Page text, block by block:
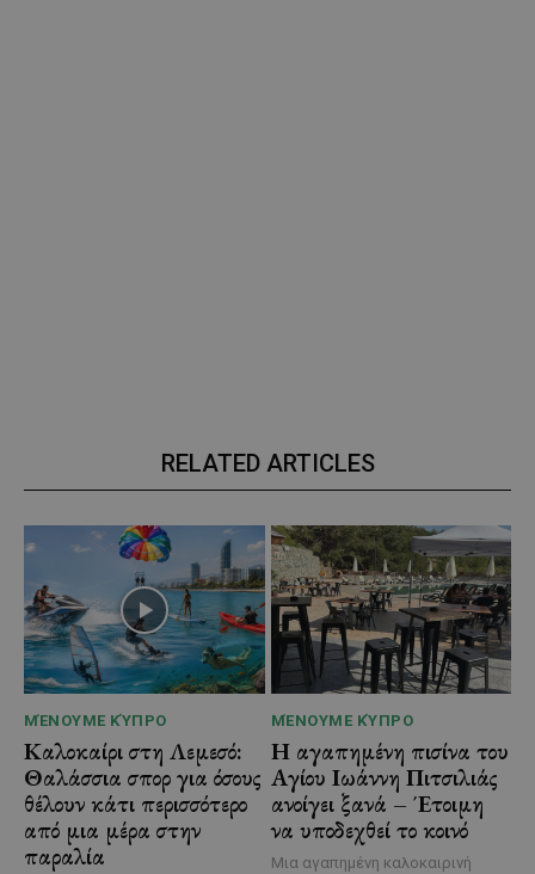
RELATED ARTICLES
ΜΈΝΟΥΜΕ ΚΎΠΡΟ
Καλοκαίρι στη Λεμεσό:
Θαλάσσια σπορ για όσους
θέλουν κάτι περισσότερο
από μια μέρα στην
παραλία
ΜΈΝΟΥΜΕ ΚΎΠΡΟ
Η αγαπημένη πισίνα του
Αγίου Ιωάννη Πιτσιλιάς
ανοίγει ξανά – Έτοιμη
να υποδεχθεί το κοινό
Μια αγαπημένη καλοκαιρινή